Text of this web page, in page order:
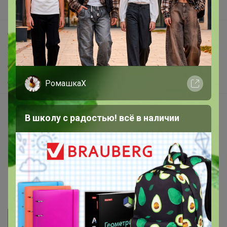
Поддержка альпак
Самое выгодное
Хиты продаж
Самое желанное
Самое быстрое
Начать зарабатывать с 24-ok
Picabox.ru - Лучшее место для ваших изображений
Розыгрыш - Генератор случайных чисел
Пульс нашего маркетплейса
Укорачиватель ссылок
РомашкаХ
В школу с радостью! всё в наличии